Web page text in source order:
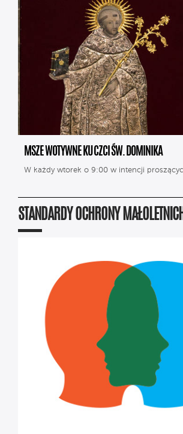
MSZE WOTYWNE KU CZCI ŚW. DOMINIKA
W każdy wtorek o 9:00 w intencji
STANDARDY OCHRONY MAŁOLETNICH